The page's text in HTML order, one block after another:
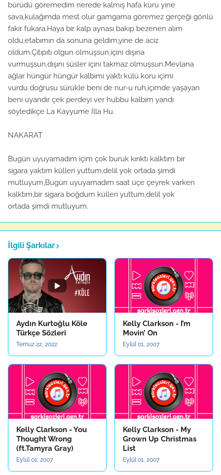
bürüdü göremedim nerede kalmış hafa kuru yine
sava,kulağımda mest olur gamgama göremez gerçeği gönlü
fakir fukara.Haya bir kalp aynası bakıp bezenen alim
oldu,etabımın da sonuna geldim,yine de aciz
oldum.Çıtıpıtı olgun olmuşsun,içini dışına
vurmuşsun,dışını süsler içini takmaz olmuşsun.Mevlana
ağlar hüngür hüngür kalbimi yaktı külü koru içimi
vurdu doğrusu sürükle beni de nur-u ruh,içimde yaşayan
beni uyandır çek perdeyi ver hubbu kalbim yandı
söyledikçe La Kayyume İlla Hu.
NAKARAT
Bugün uyuyamadım içim çok buruk kırıktı kalktım bir
sigara yaktım külleri yuttum,delil yok ortada şimdi
mutluyum,Bugün uyuyamadım saat üçe çeyrek varken
kalktım,bir sigara boğdum külleri yuttum,delil yok
ortada şimdi mutluyum.
İlgili Şarkılar
Aydın Kurtoğlu Köle
Türkçe Sözleri
Temuz 22, 2022
Kelly Clarkson - I’m
Movin’ On
Eylül 01, 2007
Kelly Clarkson - You
Thought Wrong
(ft.Tamyra Gray)
Eylül 01, 2007
Kelly Clarkson - My
Grown Up Christmas
List
Eylül 01, 2007